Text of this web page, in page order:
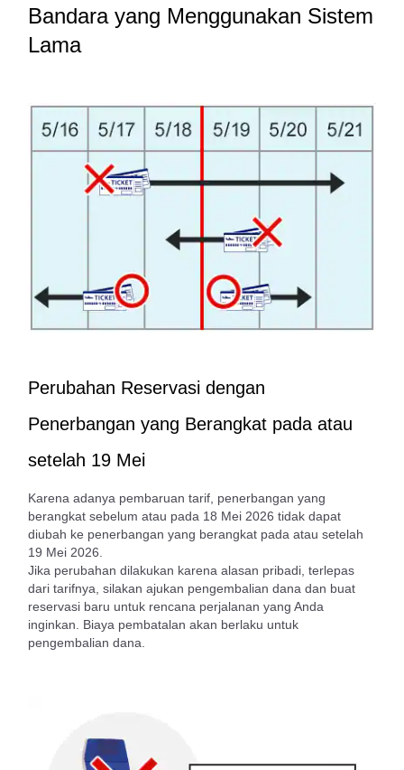
Bandara yang Menggunakan Sistem
Lama
Perubahan Reservasi dengan
Penerbangan yang Berangkat pada atau
setelah 19 Mei
Karena adanya pembaruan tarif, penerbangan yang
berangkat sebelum atau pada 18 Mei 2026 tidak dapat
diubah ke penerbangan yang berangkat pada atau setelah
19 Mei 2026.
Jika perubahan dilakukan karena alasan pribadi, terlepas
dari tarifnya, silakan ajukan pengembalian dana dan buat
reservasi baru untuk rencana perjalanan yang Anda
inginkan. Biaya pembatalan akan berlaku untuk
pengembalian dana.